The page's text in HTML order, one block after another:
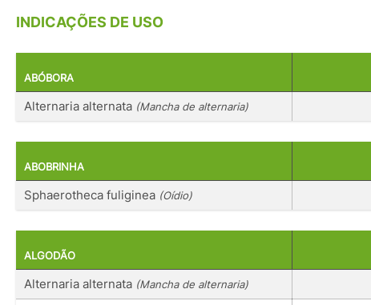
INDICAÇÕES DE USO
ABÓBORA
Alternaria alternata (Mancha de alternaria)
ABOBRINHA
Sphaerotheca fuliginea (Oídio)
ALGODÃO
Alternaria alternata (Mancha de alternaria)